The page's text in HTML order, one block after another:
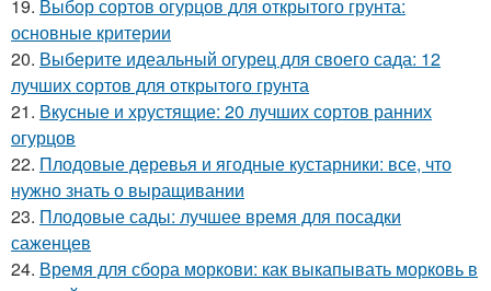
19. Выбор сортов огурцов для открытого грунта:
основные критерии
20. Выберите идеальный огурец для своего сада: 12
лучших сортов для открытого грунта
21. Вкусные и хрустящие: 20 лучших сортов ранних
огурцов
22. Плодовые деревья и ягодные кустарники: все, что
нужно знать о выращивании
23. Плодовые сады: лучшее время для посадки
саженцев
24. Время для сбора моркови: как выкапывать морковь в